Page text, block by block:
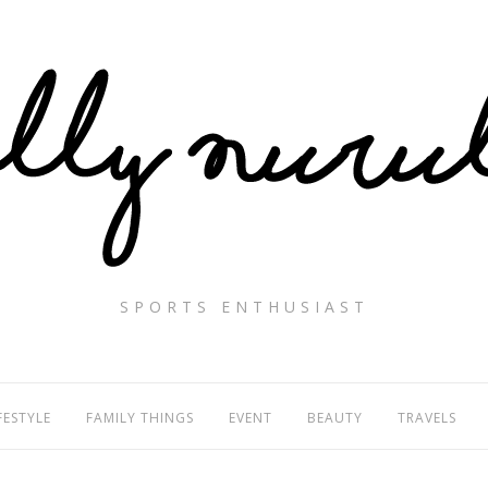
SPORTS ENTHUSIAST
FAMILY THINGS EVENT BEAUTY TRAVELS